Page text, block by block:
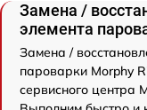
Замена /
элемента
Замена /
пароварки Morphy
сервисного центра